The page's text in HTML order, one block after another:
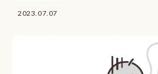
2023.07.07